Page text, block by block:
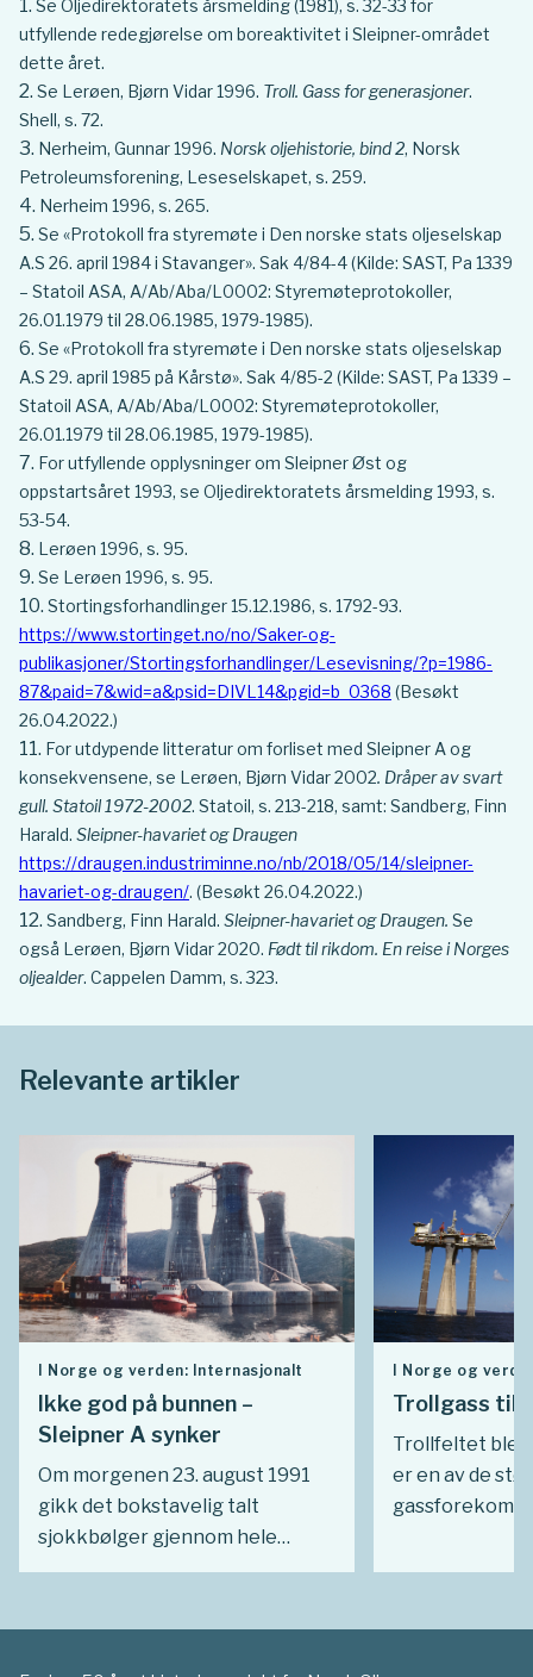
Se Oljedirektoratets årsmelding (1981), s. 32-33 for
utfyllende redegjørelse om boreaktivitet i Sleipner-området
dette året.
Se Lerøen, Bjørn Vidar 1996. Troll. Gass for generasjoner.
Shell, s. 72.
Nerheim, Gunnar 1996. Norsk oljehistorie, bind 2, Norsk
Petroleumsforening, Leseselskapet, s. 259.
Nerheim 1996, s. 265.
Se «Protokoll fra styremøte i Den norske stats oljeselskap
A.S 26. april 1984 i Stavanger». Sak 4/84-4 (Kilde: SAST, Pa 1339
– Statoil ASA, A/Ab/Aba/L0002: Styremøteprotokoller,
26.01.1979 til 28.06.1985, 1979-1985).
Se «Protokoll fra styremøte i Den norske stats oljeselskap
A.S 29. april 1985 på Kårstø». Sak 4/85-2 (Kilde: SAST, Pa 1339 –
Statoil ASA, A/Ab/Aba/L0002: Styremøteprotokoller,
26.01.1979 til 28.06.1985, 1979-1985).
For utfyllende opplysninger om Sleipner Øst og
oppstartsåret 1993, se Oljedirektoratets årsmelding 1993, s.
53-54.
Lerøen 1996, s. 95.
Se Lerøen 1996, s. 95.
Stortingsforhandlinger 15.12.1986, s. 1792-93.
https://www.stortinget.no/no/Saker-og-
publikasjoner/Stortingsforhandlinger/Lesevisning/?p=1986-
87&paid=7&wid=a&psid=DIVL14&pgid=b_0368 (Besøkt
26.04.2022.)
For utdypende litteratur om forliset med Sleipner A og
konsekvensene, se Lerøen, Bjørn Vidar 2002. Dråper av svart
gull. Statoil 1972-2002. Statoil, s. 213-218, samt: Sandberg, Finn
Harald. Sleipner-havariet og Draugen
https://draugen.industriminne.no/nb/2018/05/14/sleipner-
havariet-og-draugen/. (Besøkt 26.04.2022.)
Sandberg, Finn Harald. Sleipner-havariet og Draugen. Se
også Lerøen, Bjørn Vidar 2020. Født til rikdom. En reise i Norges
oljealder. Cappelen Damm, s. 323.
Relevante artikler
I Norge og verden: Internasjonalt
Ikke god på bunnen –
Sleipner A synker
Om morgenen 23. august 1991
gikk det bokstavelig talt
sjokkbølger gjennom hele
Stavanger og billedlig talt
Betongunderstellet til Sleipner
I Norge og
Trollgass til
Trollfeltet ble
er en av de
gigant var det
Utfordringen